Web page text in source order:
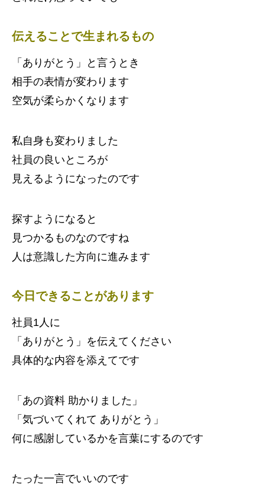
伝えることで生まれるもの
「ありがとう」と言うとき
相手の表情が変わります
空気が柔らかくなります
私自身も変わりました
社員の良いところが
見えるようになったのです
探すようになると
見つかるものなのですね
人は意識した方向に進みます
今日できることがあります
社員1人に
「ありがとう」を伝えてください
具体的な内容を添えてです
「あの資料 助かりました」
「気づいてくれて ありがとう」
何に感謝しているかを言葉にするのです
たった一言でいいのです